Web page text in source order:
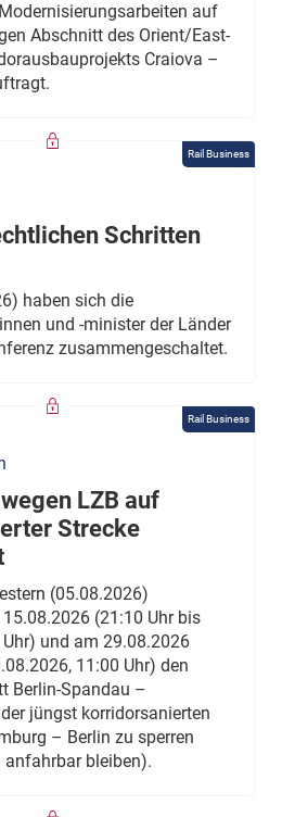
auf
Abschnitt des Orient/East-
Craiova –
Rail Business
Schritten
haben sich die
und -minister der Länder
zusammengeschaltet.
Rail Business
LZB auf
Strecke
(05.08.2026)
(21:10 Uhr bis
und am 29.08.2026
11:00 Uhr) den
Berlin-Spandau –
jüngst korridorsanierten
– Berlin zu sperren
bleiben).